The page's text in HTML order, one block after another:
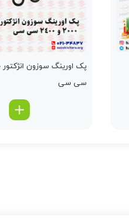
سی سی